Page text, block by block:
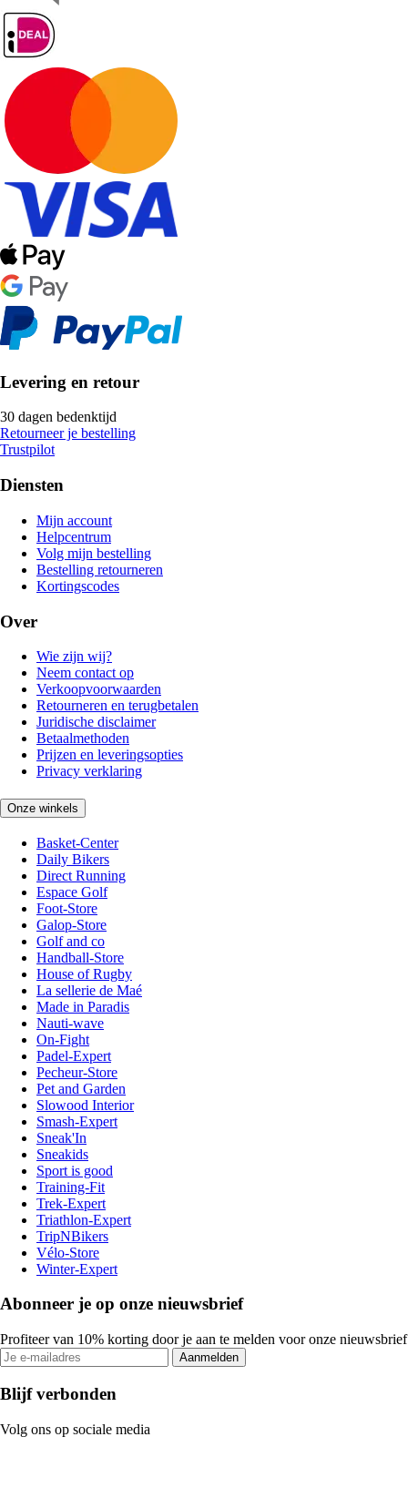
Levering en retour
30 dagen bedenktijd
Retourneer je bestelling
Trustpilot
Diensten
Mijn account
Helpcentrum
Volg mijn bestelling
Bestelling retourneren
Kortingscodes
Over
Wie zijn wij?
Neem contact op
Verkoopvoorwaarden
Retourneren en terugbetalen
Juridische disclaimer
Betaalmethoden
Prijzen en leveringsopties
Privacy verklaring
Onze winkels
Basket-Center
Daily Bikers
Direct Running
Espace Golf
Foot-Store
Galop-Store
Golf and co
Handball-Store
House of Rugby
La sellerie de Maé
Made in Paradis
Nauti-wave
On-Fight
Padel-Expert
Pecheur-Store
Pet and Garden
Slowood Interior
Smash-Expert
Sneak'In
Sneakids
Sport is good
Training-Fit
Trek-Expert
Triathlon-Expert
TripNBikers
Vélo-Store
Winter-Expert
Abonneer je op onze nieuwsbrief
Profiteer van 10% korting door je aan te melden voor onze nieuwsbrief
Aanmelden
Blijf verbonden
Volg ons op sociale media